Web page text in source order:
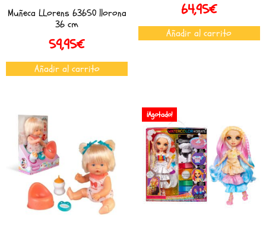
Muñeca LLorens 63650 llorona
36 cm
59,95€
Añadir al carrito
64,95€
Añadir al carrito
¡Agotado!